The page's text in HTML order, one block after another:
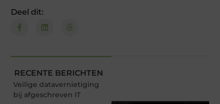
Deel dit:
RECENTE BERICHTEN
Veilige datavernietiging
bij afgeschreven IT